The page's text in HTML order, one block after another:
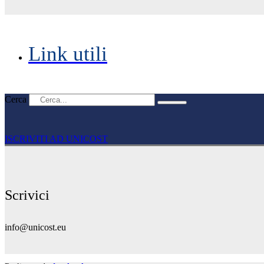
Link utili
Cerca
ISCRIVITI AD UNICOST
Scrivici
info@unicost.eu